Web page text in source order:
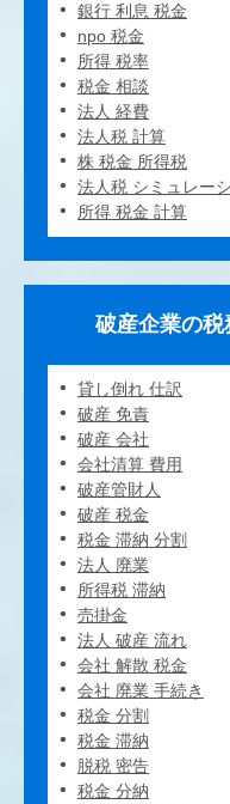
銀行 利息 税金
npo 税金
所得 税率
税金 相談
法人 経費
法人税 計算
株 税金 所得税
法人税 シミュレー
所得 税金 計算
破産企業の
貸し倒れ 仕訳
破産 免責
破産 会社
会社清算 費用
破産管財人
破産 税金
税金 滞納 分割
法人 廃業
所得税 滞納
売掛金
法人 破産 流れ
会社 解散 税金
会社 廃業 手続き
税金 分割
税金 滞納
脱税 密告
税金 分納